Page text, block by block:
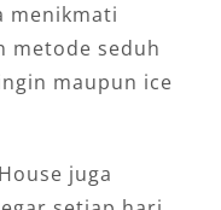
menikmati
metode seduh
maupun ice
juga